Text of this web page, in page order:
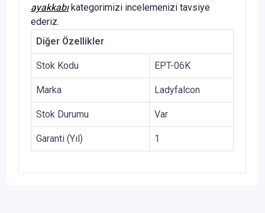
ayakkabıkategorimizi incelemenizi tavsiye
ederiz.
Diğer Özellikler
Stok Kodu EPT-06K
Marka Ladyfalcon
Stok Durumu Var
Garanti (Yıl) 1